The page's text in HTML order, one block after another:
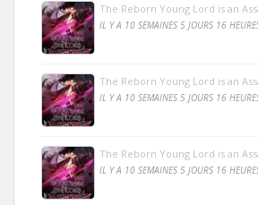
The Reborn Young Lord is an
IL Y A 10 SEMAINES 5 JOURS 16
The Reborn Young Lord is an
IL Y A 10 SEMAINES 5 JOURS 16
The Reborn Young Lord is an
IL Y A 10 SEMAINES 5 JOURS 16